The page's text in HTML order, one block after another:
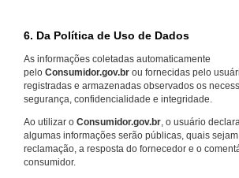
6. Da Política de Uso de Dados
As informações coletadas automaticamente
pelo Consumidor.gov.br ou fornecidas pelo
registradas e armazenadas observados os
segurança, confidencialidade e integridade.
Ao utilizar o Consumidor.gov.br , o usuário
algumas informações serão públicas, quais
reclamação, a resposta do fornecedor e o
consumidor.